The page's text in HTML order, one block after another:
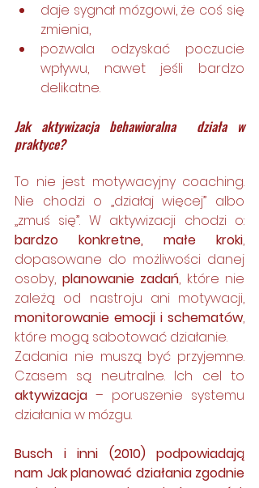
daje sygnał mózgowi, że coś się
zmienia,
pozwala odzyskać poczucie
wpływu, nawet jeśli bardzo
delikatne.
Jak aktywizacja behawioralna  działa w
praktyce?
To nie jest motywacyjny coaching.
Nie chodzi o „działaj więcej” albo
bardzo konkretne, małe kroki,
dopasowane do możliwości danej
osoby, planowanie zadań, które nie
monitorowanie emocji i schematów,
które mogą sabotować działanie.
Zadania nie muszą być przyjemne.
aktywizacja – poruszenie systemu
działania w mózgu.
Busch i inni (2010) podpowiadają
nam Jak planować działania zgodnie